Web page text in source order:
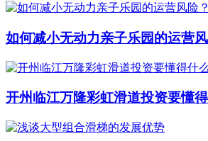
如何减小无动力亲子乐园的运营
开州临江万隆彩虹滑道投资要懂